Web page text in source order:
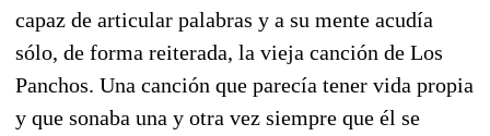
capaz de articular palabras y a su mente acudía
sólo, de forma reiterada, la vieja canción de Los
Panchos. Una canción que parecía tener vida propia
y que sonaba una y otra vez siempre que él se